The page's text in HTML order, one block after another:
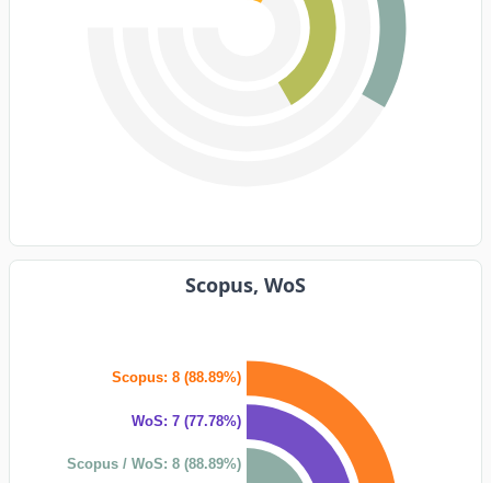
Scopus, WoS
Scopus: 8 (88.89%)
WoS: 7 (77.78%)
Scopus / WoS: 8 (88.89%)